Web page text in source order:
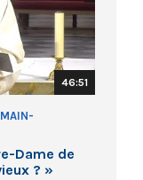
46:51
Dame de
? »